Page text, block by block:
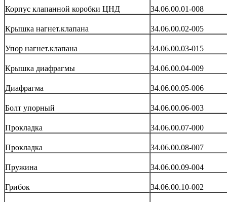
Корпус клапанной коробки ЦНД 34.06.00.01-008
Крышка нагнет.клапана 34.06.00.02-005
Упор нагнет.клапана 34.06.00.03-015
Крышка диафрагмы 34.06.00.04-009
Диафрагма 34.06.00.05-006
Болт упорный 34.06.00.06-003
Прокладка 34.06.00.07-000
Прокладка 34.06.00.08-007
Пружина 34.06.00.09-004
Грибок 34.06.00.10-002